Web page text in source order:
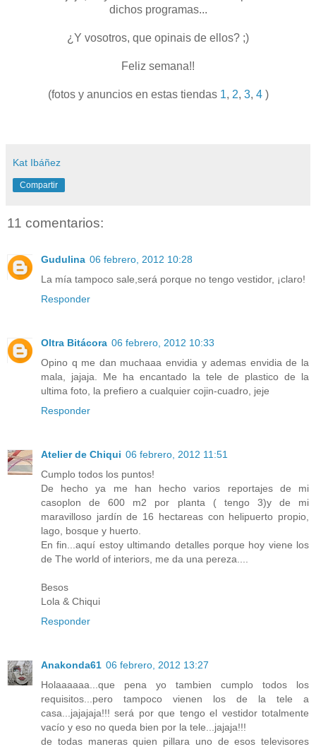
dichos programas...
¿Y vosotros, que opinais de ellos? ;)
Feliz semana!!
(fotos y anuncios en estas tiendas 1, 2, 3, 4)
Kat Ibáñez
Compartir
11 comentarios:
Gudulina 06 febrero, 2012 10:28
La mía tampoco sale,será porque no tengo vestidor, ¡claro!
Responder
Oltra Bitácora 06 febrero, 2012 10:33
Opino q me dan muchaaa envidia y ademas envidia de la
mala, jajaja. Me ha encantado la tele de plastico de la
ultima foto, la prefiero a cualquier cojin-cuadro, jeje
Responder
Atelier de Chiqui 06 febrero, 2012 11:51
Cumplo todos los puntos!
De hecho ya me han hecho varios reportajes de mi
casoplon de 600 m2 por planta ( tengo 3)y de mi
maravilloso jardín de 16 hectareas con helipuerto propio,
lago, bosque y huerto.
En fin...aquí estoy ultimando detalles porque hoy viene los
de The world of interiors, me da una pereza....
Besos
Lola & Chiqui
Responder
Anakonda61 06 febrero, 2012 13:27
Holaaaaaa...que pena yo tambien cumplo todos los
requisitos...pero tampoco vienen los de la tele a
casa...jajajaja!!! será por que tengo el vestidor totalmente
vacío y eso no queda bien por la tele...jajaja!!!
de todas maneras quien pillara uno de esos televisores